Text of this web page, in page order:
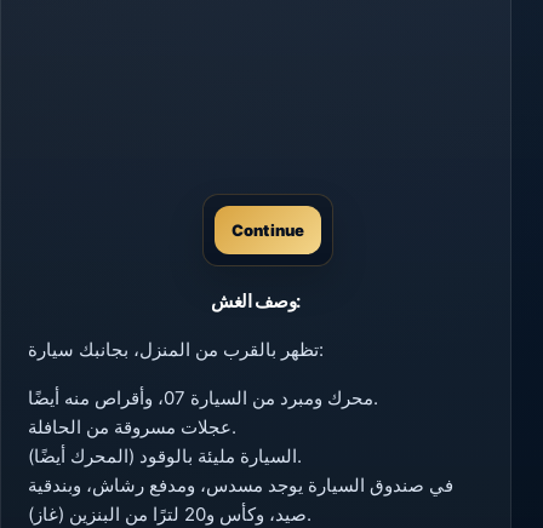
Continue
وصف الغش:
تظهر بالقرب من المنزل، بجانبك سيارة:
محرك ومبرد من السيارة 07، وأقراص منه أيضًا.
عجلات مسروقة من الحافلة.
السيارة مليئة بالوقود (المحرك أيضًا).
في صندوق السيارة يوجد مسدس، ومدفع رشاش، وبندقية
صيد، وكأس و20 لترًا من البنزين (غاز).